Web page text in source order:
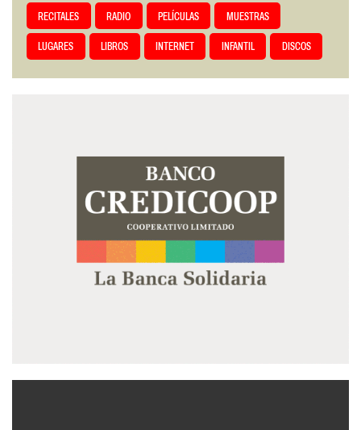
RECITALES RADIO PELÍCULAS MUESTRAS
LUGARES LIBROS INTERNET INFANTIL DISCOS